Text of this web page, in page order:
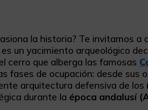
la historia? Te invitamos a
es un yacimiento arqueológico
cerro que alberga las famosas
fases de ocupación: desde sus
arquitectura defensiva de los
durante la época andalusí